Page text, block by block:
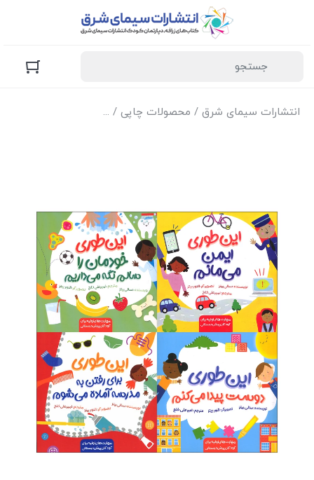
انتشارات سیمای شرق / محصولات چاپی / کتاب‌های زرافه (کودک